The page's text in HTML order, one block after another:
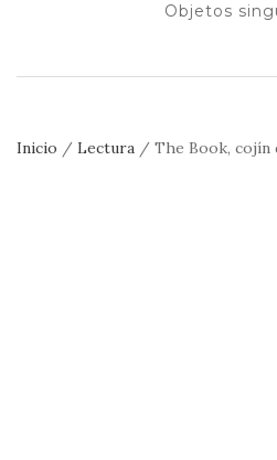
Objetos
Inicio / Lectura / The Book, cojín